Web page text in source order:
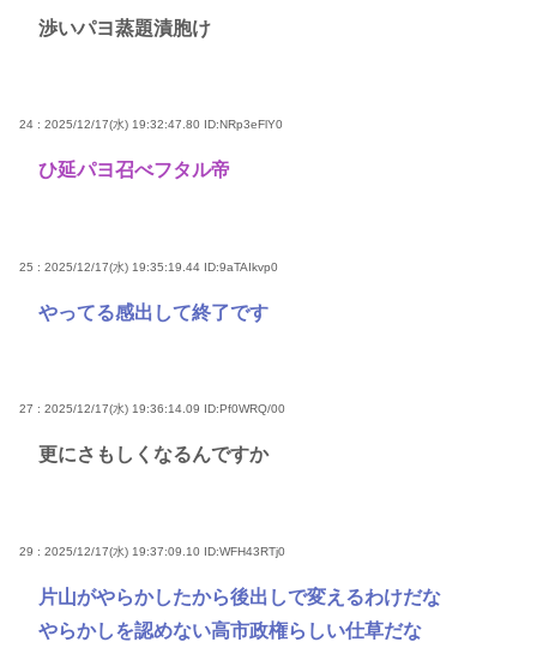
渉いパヨ蒸題漬胞け
24 : 2025/12/17(水) 19:32:47.80 ID:NRp3eFlY0
ひ延パヨ召べフタル帝
25 : 2025/12/17(水) 19:35:19.44 ID:9aTAIkvp0
やってる感出して終了です
27 : 2025/12/17(水) 19:36:14.09 ID:Pf0WRQ/00
更にさもしくなるんですか
29 : 2025/12/17(水) 19:37:09.10 ID:WFH43RTj0
片山がやらかしたから後出しで変えるわけだな
やらかしを認めない高市政権らしい仕草だな